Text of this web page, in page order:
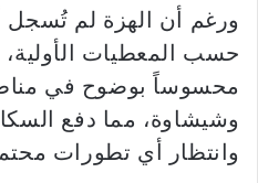
ورغم أن الهزة لم تُسجل
حسب المعطيات الأولية،
محسوساً بوضوح في
وشيشاوة، مما دفع
وانتظار أي تطورات